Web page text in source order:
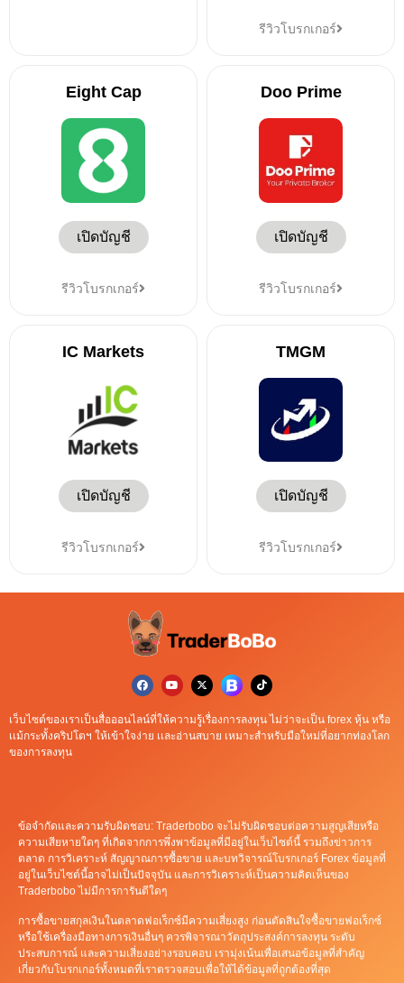
รีวิวโบรกเกอร์
Eight Cap
เปิดบัญชี
รีวิวโบรกเกอร์
Doo Prime
เปิดบัญชี
รีวิวโบรกเกอร์
IC Markets
เปิดบัญชี
รีวิวโบรกเกอร์
TMGM
เปิดบัญชี
รีวิวโบรกเกอร์
เว็บไซต์ของเราเป็นสื่อออนไลน์ที่ให้ความรู้เรื่องการลงทุน ไม่ว่าจะเป็น forex หุ้น หรือ
เเม้กระทั้งคริปโตฯ ให้เข้าใจง่าย เเละอ่านสบาย เหมาะสำหรับมือใหม่ที่อยากท่องโลก
ของการลงทุน
ข้อจำกัดและความรับผิดชอบ: Traderbobo จะไม่รับผิดชอบต่อความสูญเสียหรือ
ความเสียหายใดๆ ที่เกิดจากการพึ่งพาข้อมูลที่มีอยู่ในเว็บไซต์นี้ รวมถึงข่าวการ
ตลาด การวิเคราะห์ สัญญาณการซื้อขาย และบทวิจารณ์โบรกเกอร์ Forex ข้อมูลที่
อยู่ในเว็บไซต์นี้อาจไม่เป็นปัจจุบัน และการวิเคราะห์เป็นความคิดเห็นของ
Traderbobo ไม่มีการการันตีใดๆ
การซื้อขายสกุลเงินในตลาดฟอเร็กซ์มีความเสี่ยงสูง ก่อนตัดสินใจซื้อขายฟอเร็กซ์
หรือใช้เครื่องมือทางการเงินอื่นๆ ควรพิจารณาวัตถุประสงค์การลงทุน ระดับ
ประสบการณ์ และความเสี่ยงอย่างรอบคอบ เรามุ่งเน้นเพื่อเสนอข้อมูลที่สำคัญ
เกี่ยวกับโบรกเกอร์ทั้งหมดที่เราตรวจสอบเพื่อให้ได้ข้อมูลที่ถูกต้องที่สุด